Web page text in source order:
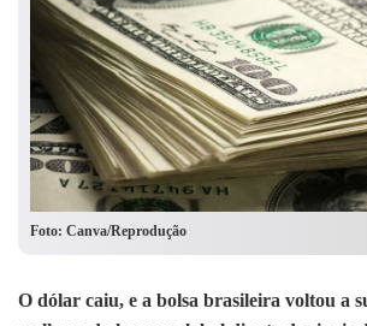
Foto: Canva/Reprodução
O dólar caiu, e a bolsa brasileira voltou a